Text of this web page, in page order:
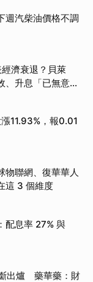
汽柴油價格不調
濟衰退？貝萊
、升息「已無意
11.93%，報0.01
物聯網、復華華人
這 3 個維度
配息率 27% 與
出爐 藥華藥：財